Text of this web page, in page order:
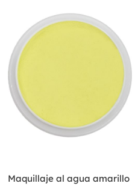
Maquillaje al agua amarillo